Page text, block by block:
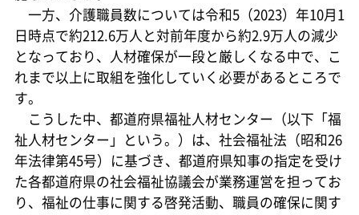
一方、介護職員数については令和5（2023）年10月1
日時点で約212.6万人と対前年度から約2.9万人の減少
となっており、人材確保が一段と厳しくなる中で、こ
れまで以上に取組を強化していく必要があるところで
す。
こうした中、都道府県福祉人材センター（以下「福
祉人材センター」という。）は、社会福祉法（昭和26
年法律第45号）に基づき、都道府県知事の指定を受け
た各都道府県の社会福祉協議会が業務運営を担ってお
り、福祉の仕事に関する啓発活動、職員の確保に関す